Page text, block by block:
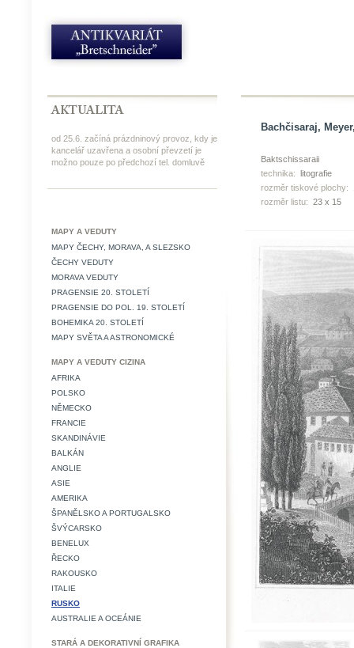
od 25.6. začíná prázdninový provoz, kdy je
kancelář uzavřena a osobní převzetí je
možno pouze po předchozí tel. domluvě
MAPY A VEDUTY
MAPY ČECHY, MORAVA, A SLEZSKO
ČECHY VEDUTY
MORAVA VEDUTY
PRAGENSIE 20. STOLETÍ
PRAGENSIE DO POL. 19. STOLETÍ
BOHEMIKA 20. STOLETÍ
MAPY SVĚTA A ASTRONOMICKÉ
MAPY A VEDUTY CIZINA
AFRIKA
POLSKO
NĚMECKO
FRANCIE
SKANDINÁVIE
BALKÁN
ANGLIE
ASIE
AMERIKA
ŠPANĚLSKO A PORTUGALSKO
ŠVÝCARSKO
BENELUX
ŘECKO
RAKOUSKO
ITALIE
RUSKO
AUSTRALIE A OCEÁNIE
STARÁ A DEKORATIVNÍ GRAFIKA
Bachčisaraj,
Baktschissaraii
technika: litografie
rozměr tiskové plochy:
rozměr listu: 23 x 15